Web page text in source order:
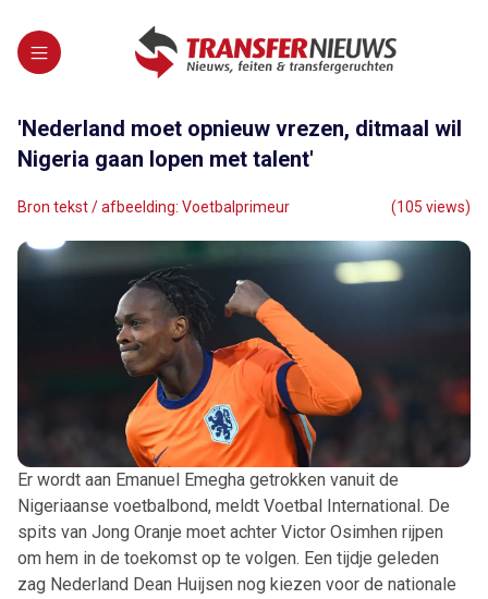
'Nederland moet opnieuw vrezen, ditmaal wil
Nigeria gaan lopen met talent'
Bron tekst / afbeelding: Voetbalprimeur (105 views)
Er wordt aan Emanuel Emegha getrokken vanuit de
Nigeriaanse voetbalbond, meldt Voetbal International. De
spits van Jong Oranje moet achter Victor Osimhen rijpen
om hem in de toekomst op te volgen. Een tijdje geleden
zag Nederland Dean Huijsen nog kiezen voor de nationale